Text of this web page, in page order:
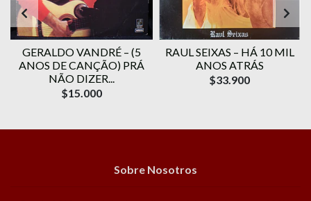
GERALDO VANDRÉ ‎– (5
ANOS DE CANÇÃO) PRÁ
NÃO DIZER...
$15.000
RAUL SEIXAS – HÁ 10 MIL
ANOS ATRÁS
$33.900
Sobre Nosotros